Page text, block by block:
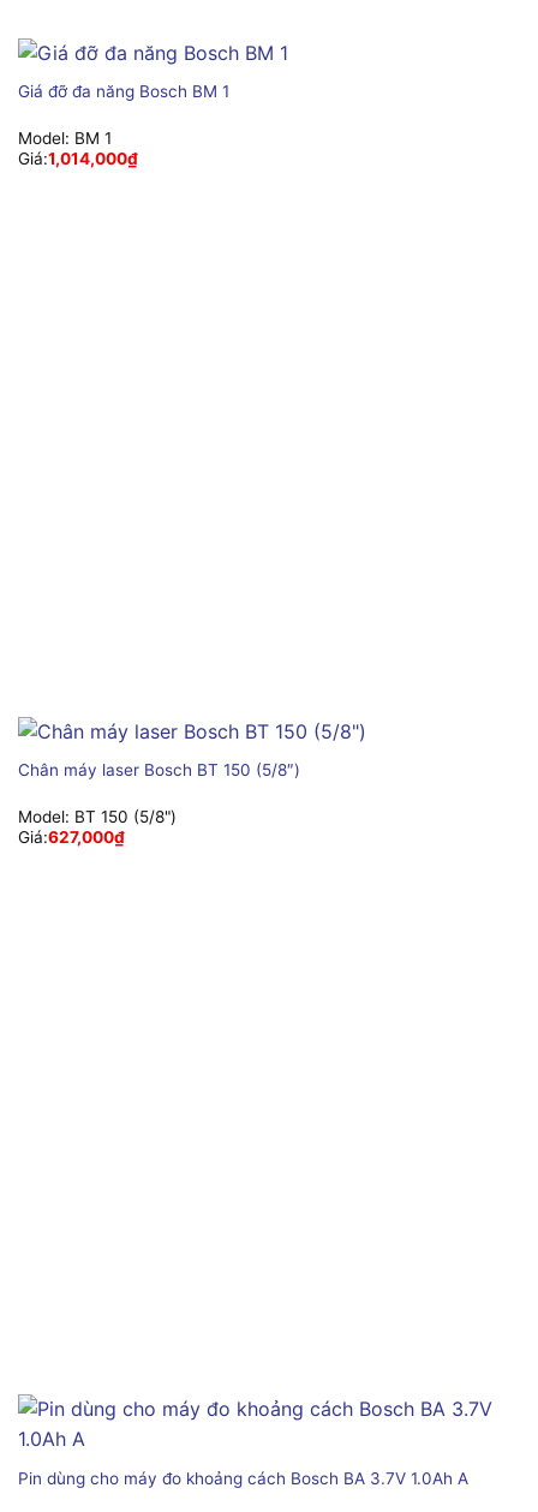
Giá đỡ đa năng Bosch BM 1
Model: BM 1
Giá:1,014,000₫
Chân máy laser Bosch BT 150 (5/8″)
Model: BT 150 (5/8")
Giá:627,000₫
Pin dùng cho máy đo khoảng cách Bosch BA 3.7V 1.0Ah A